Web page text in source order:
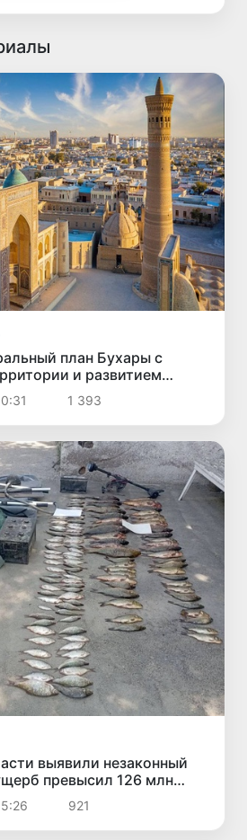
план Бухары с
и развитием
1 393
выявили незаконный
превысил 126 млн
921